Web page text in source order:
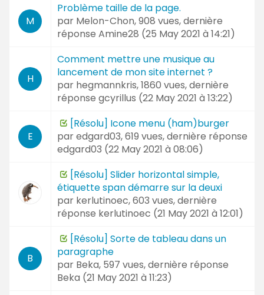
M
Problème taille de la page.
par Melon-Chon, 908 vues, dernière
réponse Amine28 (25 May 2021 à 14:21)
H
Comment mettre une musique au
lancement de mon site internet ?
par hegmannkris, 1860 vues, dernière
réponse gcyrillus (22 May 2021 à 13:22)
E
[Résolu] Icone menu (ham)burger
paredgard03, 619 vues, dernière réponse
edgard03 (22 May 2021 à 08:06)
[Résolu] Slider horizontal simple,
étiquette span démarre sur la deuxi
par kerlutinoec, 603 vues, dernière
réponse kerlutinoec (21 May 2021 à 12:01)
B
[Résolu] Sorte de tableau dans un
paragraphe
par Beka, 597 vues, dernière réponse
Beka (21 May 2021 à 11:23)